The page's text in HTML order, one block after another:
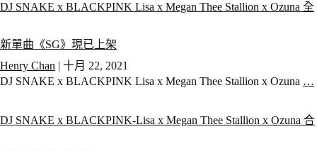
DJ SNAKE x BLACKPINK Lisa x Megan Thee Stallion x Ozuna 全
新單曲《SG》現已上架
Henry Chan | 十月 22, 2021
DJ SNAKE x BLACKPINK Lisa x Megan Thee Stallion x Ozuna …
DJ SNAKE x BLACKPINK-Lisa x Megan Thee Stallion x Ozuna 合